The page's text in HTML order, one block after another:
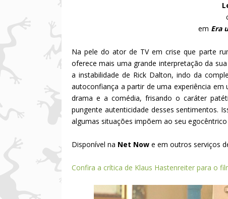
em Era
Na pele do ator de TV em crise que parte
oferece mais uma grande interpretação da sua
a instabilidade de Rick Dalton, indo da
autoconfiança a partir de uma experiência
drama e a comédia, frisando o caráter
pungente autenticidade desses sentimentos.
algumas situações impõem ao seu
Disponível na Net Now e em outros serviços
Confira a crítica de Klaus Hastenreiter para o